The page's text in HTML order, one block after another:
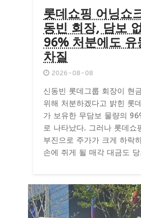
롯데쇼핑 어닝쇼
동빈 회장, 담보
96% 처분에도 유
차질
2026-08-08
신동빈 롯데그룹 회장이 현
위해 처분하겠다고 밝힌 롯
가 보유한 무담보 물량의
로 나타났다. 그러나 롯데쇼
부진으로 주가가 크게 하락
손에 쥐게 될 매각 대금도